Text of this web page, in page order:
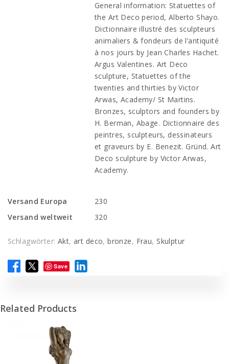
General information: Statuettes of
the Art Deco period, Alberto Shayo.
Dictionnaire illustré des sculpteurs
animaliers & fondeurs de l’antiquité
à nos jours by Jean Charles Hachet.
Argus Valentines. Art Deco
sculpture, Statuettes of the
twenties and thirties by Victor
Arwas, Academy/ St Martins.
Bronzes, sculptors and founders by
H. Berman, Abage. Dictionnaire des
peintres, sculpteurs, dessinateurs
et graveurs by E. Benezit. Gründ. Art
Deco sculpture by Victor Arwas,
Academy.
Versand Europa
230
Versand weltweit
320
Schlagwörter: Akt, art deco,bronze, Frau, Skulptur
Save
Related Products